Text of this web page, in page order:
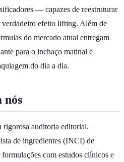
— capazes de reestruturar
verdadeiro efeito lifting. Além de
do mercado atual entregam
para o inchaço matinal e
do dia a dia.
nós
rigorosa auditoria editorial.
de ingredientes (INCI) de
com estudos clínicos e